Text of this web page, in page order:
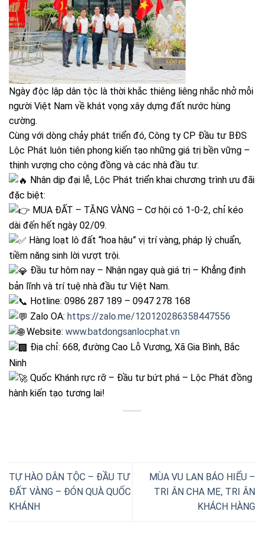
Ngày độc lập dân tộc là thời khắc thiêng liêng nhắc nhở mỗi
người Việt Nam về khát vọng xây dựng đất nước hùng
cường.
Cùng với dòng chảy phát triển đó, Công ty CP Đầu tư BĐS
Lộc Phát luôn tiên phong kiến tạo những giá trị bền vững –
thịnh vượng cho cộng đồng và các nhà đầu tư.
Nhân dịp đại lễ, Lộc Phát triển khai chương trình ưu đãi
đặc biệt:
MUA ĐẤT – TẶNG VÀNG – Cơ hội có 1-0-2, chỉ kéo
dài đến hết ngày 02/09.
Hàng loạt lô đất “hoa hậu” vị trí vàng, pháp lý chuẩn,
tiềm năng sinh lời vượt trội.
Đầu tư hôm nay – Nhận ngay quà giá trị – Khẳng định
bản lĩnh và trí tuệ nhà đầu tư Việt Nam.
Hotline: 0986 287 189 – 0947 278 168
Zalo OA: https://zalo.me/120120286358447556
Website: www.batdongsanlocphat.vn
Địa chỉ: 668, đường Cao Lỗ Vương, Xã Gia Bình, Bắc
Ninh
Quốc Khánh rực rỡ – Đầu tư bứt phá – Lộc Phát đồng
hành kiến tạo tương lai!
TỰ HÀO DÂN TỘC – ĐẦU TƯ
ĐẤT VÀNG – ĐÓN QUÀ QUỐC
KHÁNH
MÙA VU LAN BÁO HIẾU –
TRI ÂN CHA MẸ, TRI ÂN
KHÁCH HÀNG